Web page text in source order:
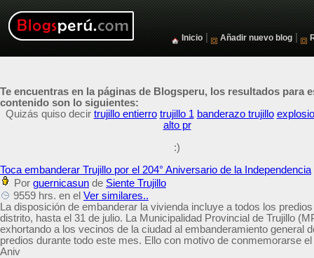
Inicio Añadir nuevo blog
Te encuentras en la páginas de Blogsperu, los resultados para
contenido son lo siguientes:
Quizás quiso decir trujillo entierro trujillo 1 banderazo trujillo
alto pr
:)
Toca embanderar Trujillo por el 204° Aniversario de la Independencia
Por guernicasun de Siente Trujillo
9559 hrs. en el Ver similares..
La disposición de embanderar la vivienda incluye a todos los
distrito, hasta el 31 de julio. La Municipalidad Provincial de Trujillo
exhortando a los vecinos de la ciudad al embanderamiento general
predios durante todo este mes. Ello con motivo de conmemorarse el
Aniv